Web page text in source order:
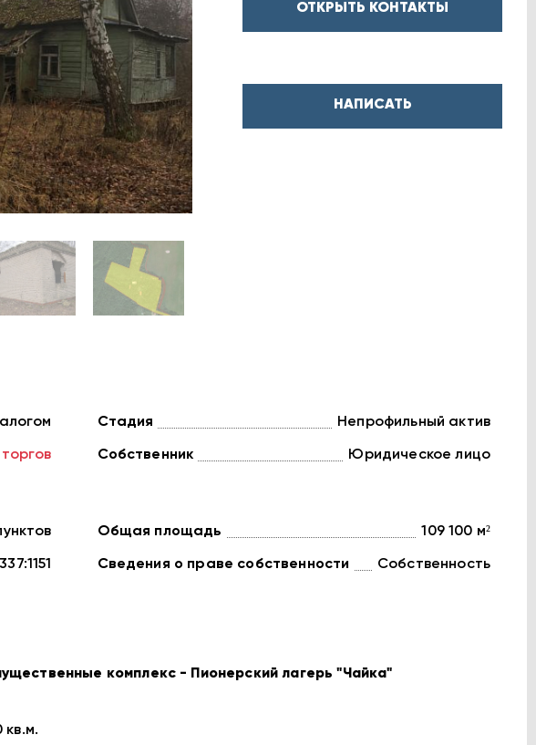
ОТКРЫТЬ КОНТАКТЫ
НАПИСАТЬ
Стадия Непрофильный актив
Собственник Юридическое лицо
Общая площадь 109 100 м²
Сведения о праве собственности Собственность
комплекс - Пионерский лагерь "Чайка"
кв.м.